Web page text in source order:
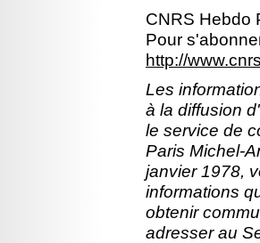
CNRS Hebdo
Pour
http://
Les
à la diffusion
le service de
Paris Michel-
janvier 1978,
informations
obtenir
adresser au